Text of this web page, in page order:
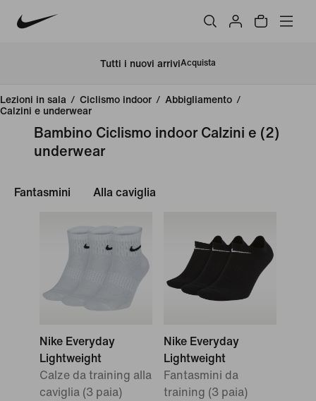
Tutti i nuovi arriviAcquista
Lezioni in sala / Ciclismo indoor / Abbigliamento /
Calzini e underwear
Bambino Ciclismo indoor Calzini e
underwear
(2)
Fantasmini Alla caviglia
Nike Everyday
Lightweight
Calze da training alla
caviglia (3 paia)
Nike Everyday
Lightweight
Fantasmini da
training (3 paia)